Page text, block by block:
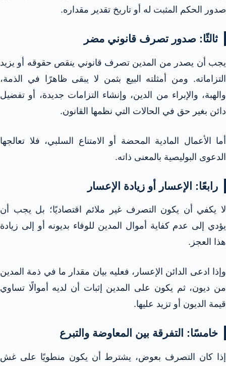
صدور الحكم المثبت له أو تاريخ تقدير مقداره.
ثالثًا: صدور تصرف قانوني مضر
يجب أن يصدر من المدين تصرف قانوني ينقص حقوقه أو يزيد
التزاماته. ومن أمثلته البيع بثمن لا يبقى ظاهرًا في الذمة،
والهبة، والإبراء من الدين، وإنشاء التزامات جديدة، أو تفضيل
دائن بغير حق في الحالات التي نظمها القانون.
أما الأعمال المادية المحضة أو الامتناع السلبي، فلا تعالجها
الدعوى البوليصية بالمعنى ذاته.
رابعًا: الإعسار أو زيادة الإعسار
لا يكفي أن يكون التصرف غير ملائم اقتصاديًا؛ بل يجب أن
يؤدي إلى عدم كفاية أموال المدين للوفاء بديونه أو إلى زيادة
هذا العجز.
وإذا ادعى الدائن الإعسار، فعليه بيان مقدار ما في ذمة المدين
من ديون، ثم يكون على المدين إثبات أن لديه أموالًا تساوي
قيمة الديون أو تزيد عليها.
خامسًا: التفرقة بين المعاوضة والتبرع
إذا كان التصرف بعوض، يشترط أن يكون منطويًا على غش